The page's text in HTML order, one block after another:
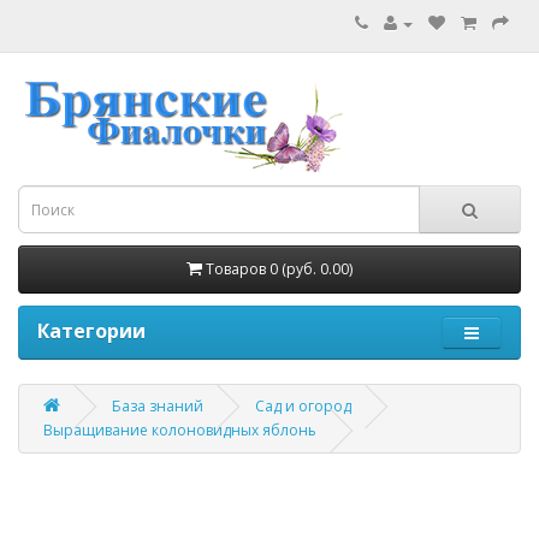
Товаров 0 (руб. 0.00)
Категории
База знаний
Сад и огород
Выращивание колоновидных яблонь